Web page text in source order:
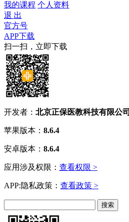
我的课程 个人资料
退 出
官方号
APP下载
扫一扫，立即下载
开发者： 北京正保医教科技有限公司
苹果版本： 8.6.4
安卓版本： 8.6.4
应用涉及权限： 查看权限 >
APP:隐私政策： 查看政策 >